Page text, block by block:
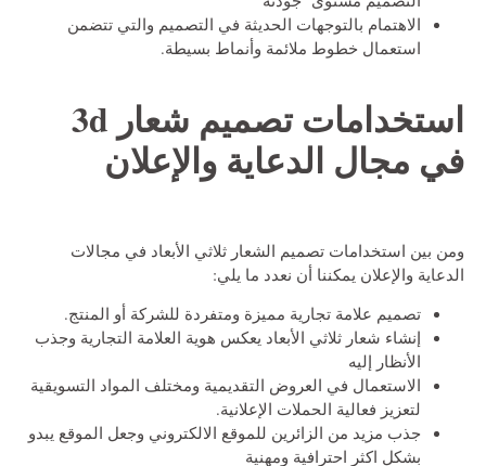
الاهتمام بالتوجهات الحديثة في التصميم والتي تتضمن
استعمال خطوط ملائمة وأنماط بسيطة.
استخدامات تصميم شعار 3d
في مجال الدعاية والإعلان
ومن بين استخدامات تصميم الشعار ثلاثي الأبعاد في مجالات
الدعاية والإعلان يمكننا أن نعدد ما يلي:
تصميم علامة تجارية مميزة ومتفردة للشركة أو المنتج.
إنشاء شعار ثلاثي الأبعاد يعكس هوية العلامة التجارية وجذب
الأنظار إليه
الاستعمال في العروض التقديمية ومختلف المواد التسويقية
لتعزيز فعالية الحملات الإعلانية.
جذب مزيد من الزائرين للموقع الالكتروني وجعل الموقع يبدو
بشكل اكثر احترافية ومهنية